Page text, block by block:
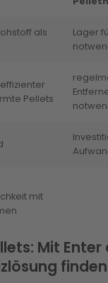
als
Lager
Pellets
mit
Mit Enter